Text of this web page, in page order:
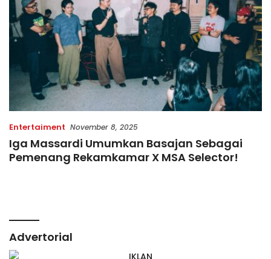
Entertaiment November 8, 2025
Iga Massardi Umumkan Basajan Sebagai
Pemenang Rekamkamar X MSA Selector!
Advertorial